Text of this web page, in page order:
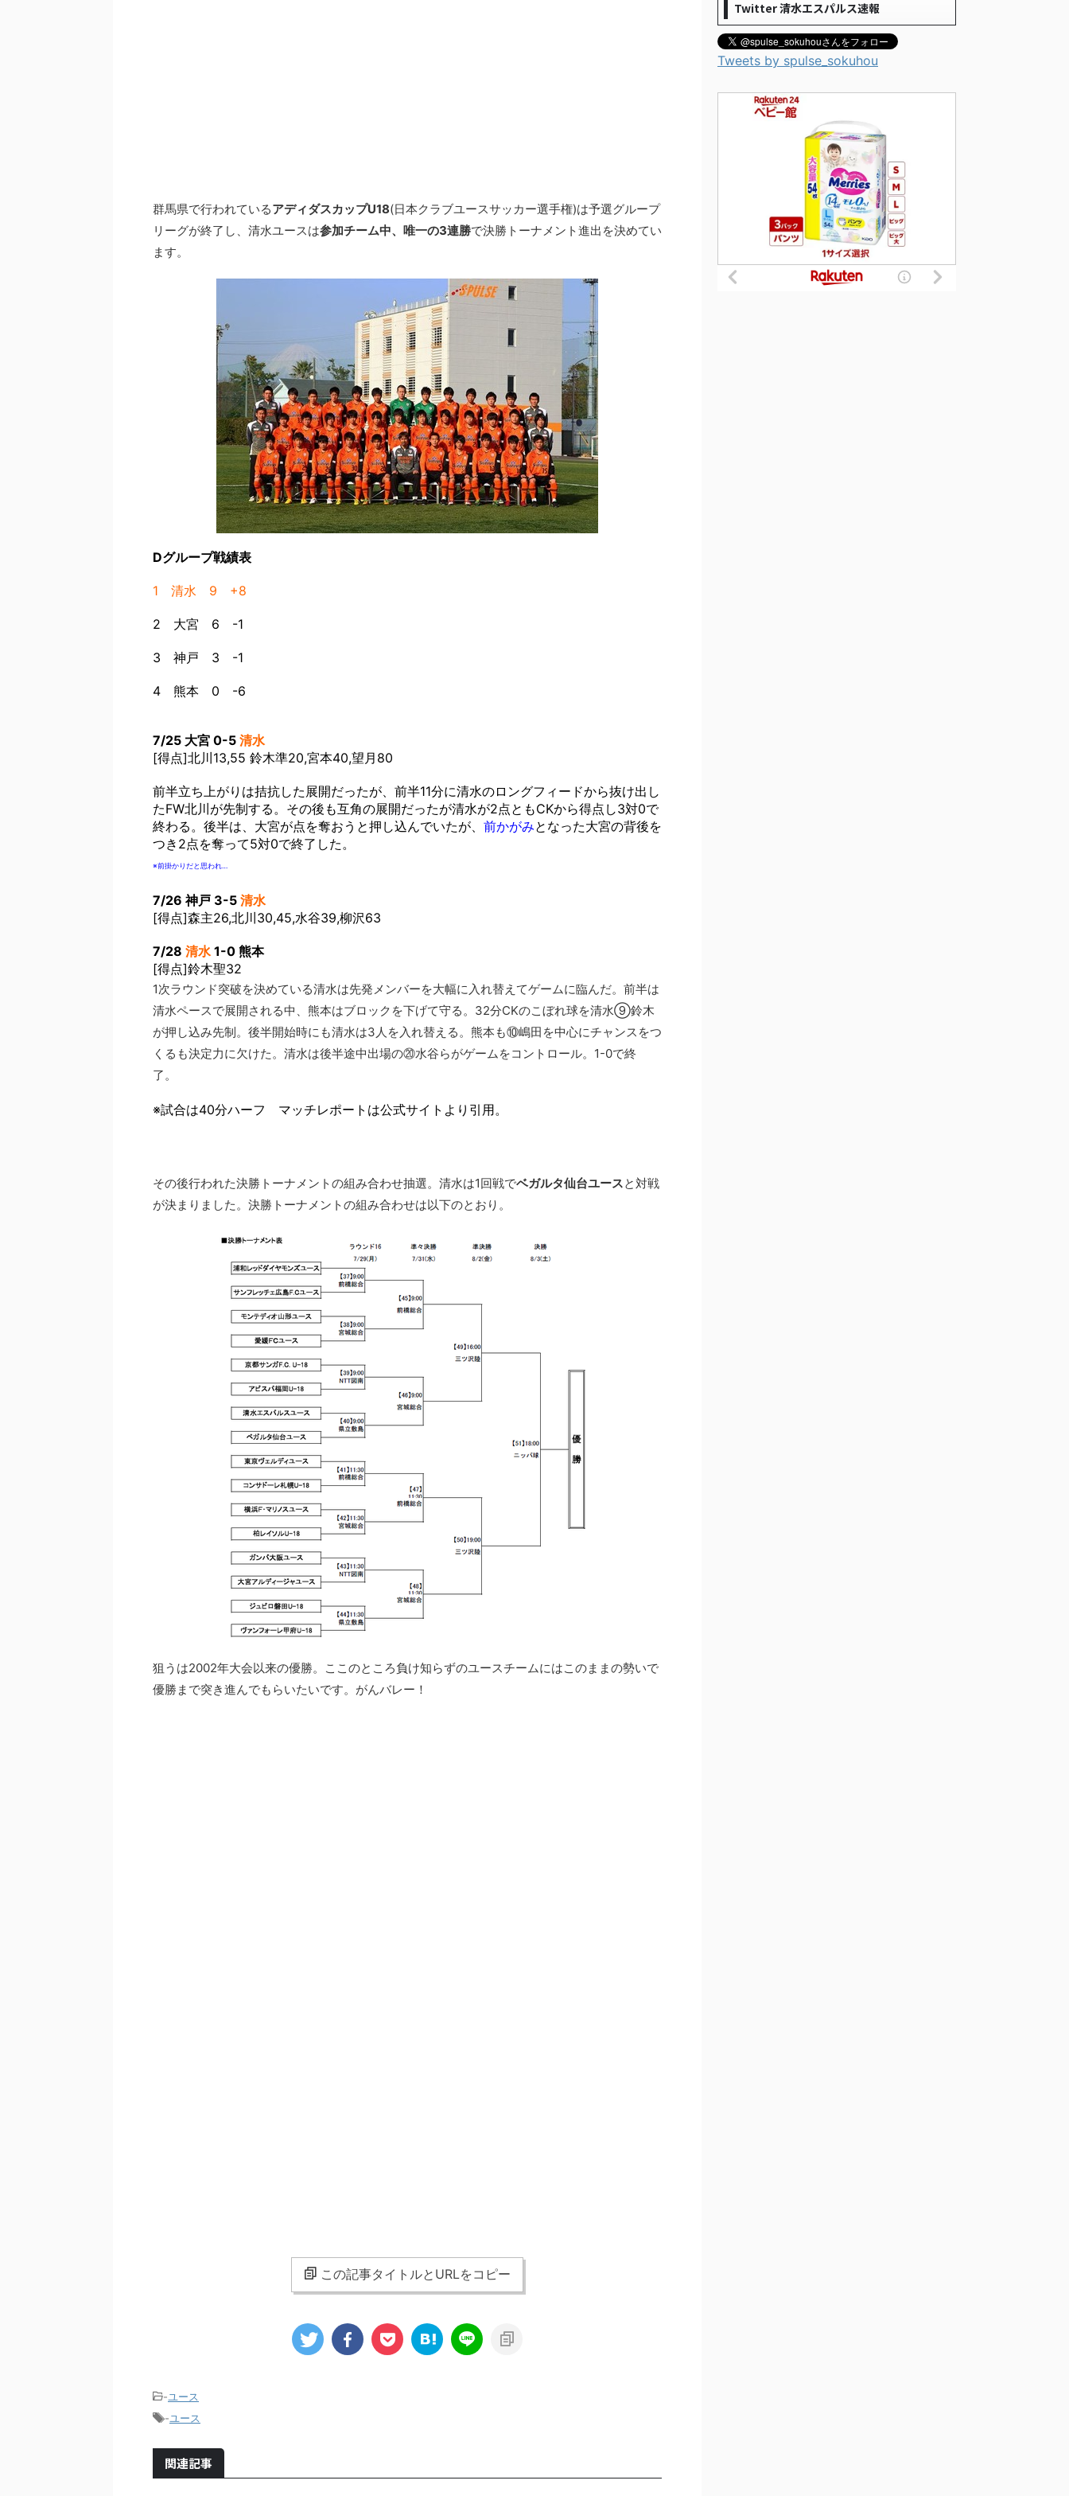
群馬県で行われているアディダスカップU18(日本クラブユースサッカー選手権)は予選グループ
リーグが終了し、清水ユースは参加チーム中、唯一の3連勝で決勝トーナメント進出を決めてい
ます。
Dグループ戦績表
1 清水 9 +8
2 大宮 6 -1
3 神戸 3 -1
4 熊本 0 -6
7/25 大宮 0-5 清水
[得点]北川13,55 鈴木準20,宮本40,望月80
前半立ち上がりは拮抗した展開だったが、前半11分に清水のロングフィードから抜け出し
たFW北川が先制する。その後も互角の展開だったが清水が2点ともCKから得点し3対0で
終わる。後半は、大宮が点を奪おうと押し込んでいたが、 前かがみとなった大宮の背後を
つき2点を奪って5対0で終了した。
※前掛かりだと思われ…
7/26 神戸 3-5 清水
[得点]森主26,北川30,45,水谷39,柳沢63
7/28 清水1-0 熊本
[得点]鈴木聖32
1次ラウンド突破を決めている清水は先発メンバーを大幅に入れ替えてゲームに臨んだ。前半は
清水ペースで展開される中、熊本はブロックを下げて守る。32分CKのこぼれ球を清水⑨鈴木
が押し込み先制。後半開始時にも清水は3人を入れ替える。熊本も⑩嶋田を中心にチャンスをつ
くるも決定力に欠けた。清水は後半途中出場の⑳水谷らがゲームをコントロール。1-0で終
了。
※試合は40分ハーフ マッチレポートは公式サイトより引用。
その後行われた決勝トーナメントの組み合わせ抽選。清水は1回戦でベガルタ仙台ユースと対戦
が決まりました。決勝トーナメントの組み合わせは以下のとおり。
狙うは2002年大会以来の優勝。ここのところ負け知らずのユースチームにはこのままの勢いで
優勝まで突き進んでもらいたいです。がんバレー！
この記事タイトルとURLをコピー
-ユース
-ユース
関連記事
Twitter 清水エスパルス速報
Tweets by spulse_sokuhou